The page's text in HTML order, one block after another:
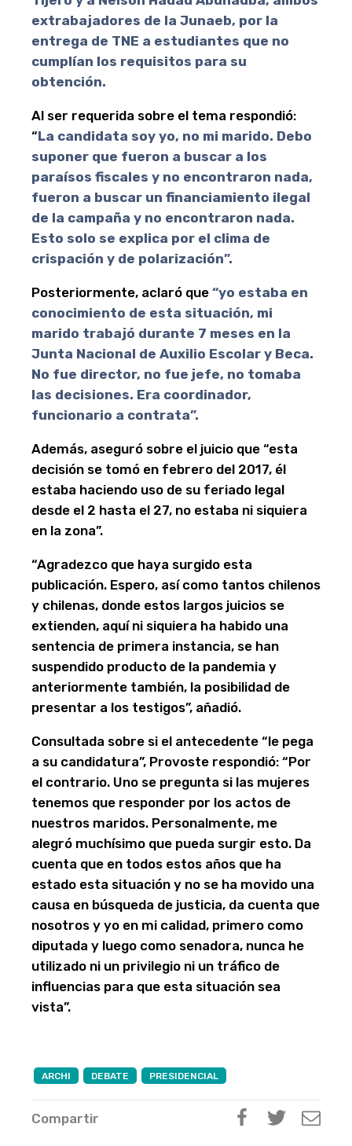
extrabajadores de la Junaeb, por la
entrega de TNE a estudiantes que no
cumplían los requisitos para su
obtención.
Al ser requerida sobre el tema respondió:
“La candidata soy yo, no mi marido. Debo
suponer que fueron a buscar a los
paraísos fiscales y no encontraron nada,
fueron a buscar un financiamiento ilegal
de la campaña y no encontraron nada.
Esto solo se explica por el clima de
crispación y de polarización”.
Posteriormente, aclaró que “yo estaba en
conocimiento de esta situación, mi
marido trabajó durante 7 meses en la
Junta Nacional de Auxilio Escolar y Beca.
No fue director, no fue jefe, no tomaba
las decisiones. Era coordinador,
funcionario a contrata”.
Además, aseguró sobre el juicio que “esta
decisión se tomó en febrero del 2017, él
estaba haciendo uso de su feriado legal
desde el 2 hasta el 27, no estaba ni siquiera
en la zona”.
“Agradezco que haya surgido esta
publicación. Espero, así como tantos chilenos
y chilenas, donde estos largos juicios se
extienden, aquí ni siquiera ha habido una
sentencia de primera instancia, se han
suspendido producto de la pandemia y
anteriormente también, la posibilidad de
presentar a los testigos”, añadió.
Consultada sobre si el antecedente “le pega
a su candidatura”, Provoste respondió: “Por
el contrario. Uno se pregunta si las mujeres
tenemos que responder por los actos de
nuestros maridos. Personalmente, me
alegró muchísimo que pueda surgir esto. Da
cuenta que en todos estos años que ha
estado esta situación y no se ha movido una
causa en búsqueda de justicia, da cuenta que
nosotros y yo en mi calidad, primero como
diputada y luego como senadora, nunca he
utilizado ni un privilegio ni un tráfico de
influencias para que esta situación sea
vista”.
ARCHI DEBATE PRESIDENCIAL
Compartir